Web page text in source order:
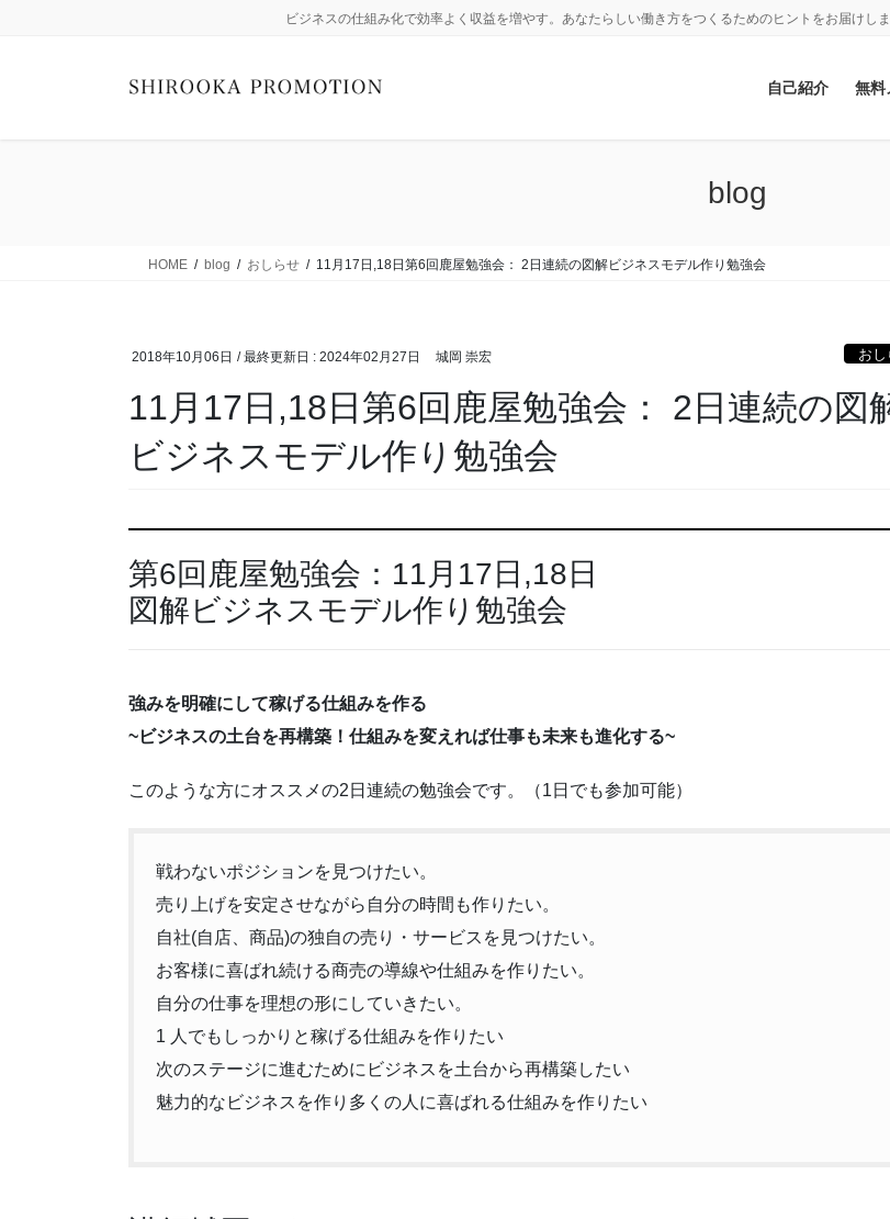
ビジネスの仕組み化で効率よく収益を増やす。あなたらしい働き方をつくるためのヒントをお届けし
自己紹介 無料
blog
HOME blog おしらせ 11月17日,18日第6回鹿屋勉強会： 2日連続の図解ビジネスモデル作り勉強会
2018年10月06日 / 最終更新日 : 2024年02月27日 城岡 崇宏 お
11月17日,18日第6回鹿屋勉強会： 2日連続の図
ビジネスモデル作り勉強会
第6回鹿屋勉強会：11月17日,18日
図解ビジネスモデル作り勉強会
強みを明確にして稼げる仕組みを作る
~ビジネスの土台を再構築！仕組みを変えれば仕事も未来も進化する~
このような方にオススメの2日連続の勉強会です。（1日でも参加可能）
戦わないポジションを見つけたい。
売り上げを安定させながら自分の時間も作りたい。
自社(自店、商品)の独自の売り・サービスを見つけたい。
お客様に喜ばれ続ける商売の導線や仕組みを作りたい。
自分の仕事を理想の形にしていきたい。
1 人でもしっかりと稼げる仕組みを作りたい
次のステージに進むためにビジネスを土台から再構築したい
魅力的なビジネスを作り多くの人に喜ばれる仕組みを作りたい